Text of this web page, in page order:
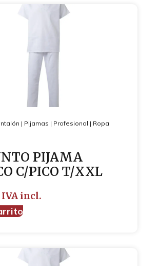
| Pijamas | Profesional | Ropa
PIJAMA
C/PICO T/XXL
IVA incl.